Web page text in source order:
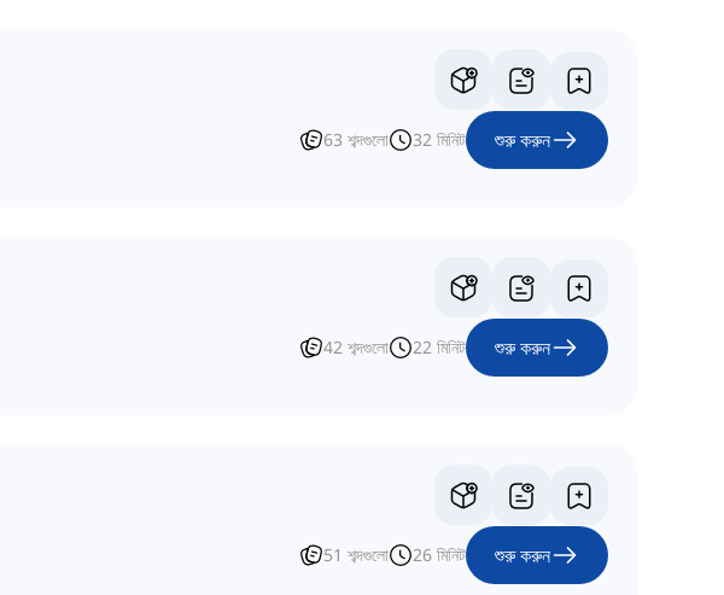
63 শব্দগুলো 32 মিনিট শুরু করুন
42 শব্দগুলো 22 মিনিট শুরু করুন
51 শব্দগুলো 26 মিনিট শুরু করুন